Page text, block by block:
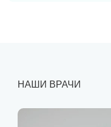
НАШИ ВРАЧИ